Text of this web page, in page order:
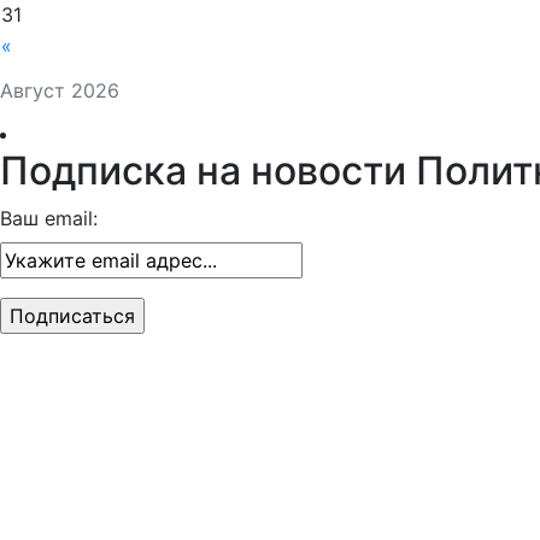
Август 2026
«
31
Подписка на новости
Ваш email: